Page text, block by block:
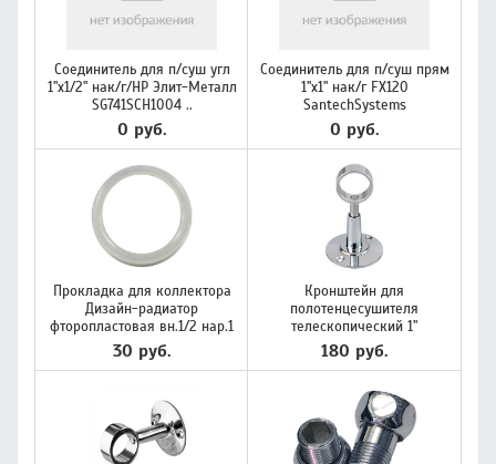
Соединитель для п/суш угл
1"x1/2" нак/г/НР Элит-Металл
SG741SCH1004 ..
0 руб.
Соединитель для п/суш прям
1"x1" нак/г FX120
SantechSystems
0 руб.
Прокладка для коллектора
Дизайн-радиатор
фторопластовая вн.1/2 нар.1
30 руб.
Кронштейн для
полотенцесушителя
телескопический 1"
180 руб.